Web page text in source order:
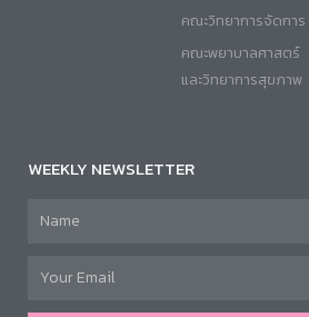
คณะวิทยาการจัดการ
คณะพยาบาลศาสตร์
และวิทยาการสุขภาพ
WEEKLY NEWSLETTER